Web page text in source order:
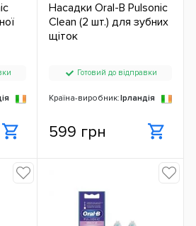
Насадки Oral-B Pulsonic
Clean (2 шт.) для зубних
щіток
Готовий до відправки
Країна-виробник:Ірландія
599 грн